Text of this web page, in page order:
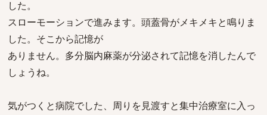
した。
スローモーションで進みます。頭蓋骨がメキメキと鳴りま
した。そこから記憶が
ありません。多分脳内麻薬が分泌されて記憶を消したんで
しょうね。
気がつくと病院でした、周りを見渡すと集中治療室に入っ